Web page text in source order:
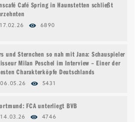
Café Spring in Haunstetten schließt
6890
und Sternchen so nah mit Jana: Schauspieler
Milan Peschel im Interview – Einer der
Charakterköpfe Deutschlands
5431
FCA unterliegt BVB
4746